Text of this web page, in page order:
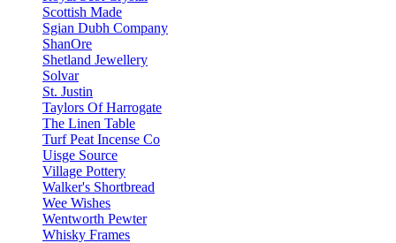
Scottish Made
Sgian Dubh Company
ShanOre
Shetland Jewellery
Solvar
St. Justin
Taylors Of Harrogate
The Linen Table
Turf Peat Incense Co
Uisge Source
Village Pottery
Walker's Shortbread
Wee Wishes
Wentworth Pewter
Whisky Frames